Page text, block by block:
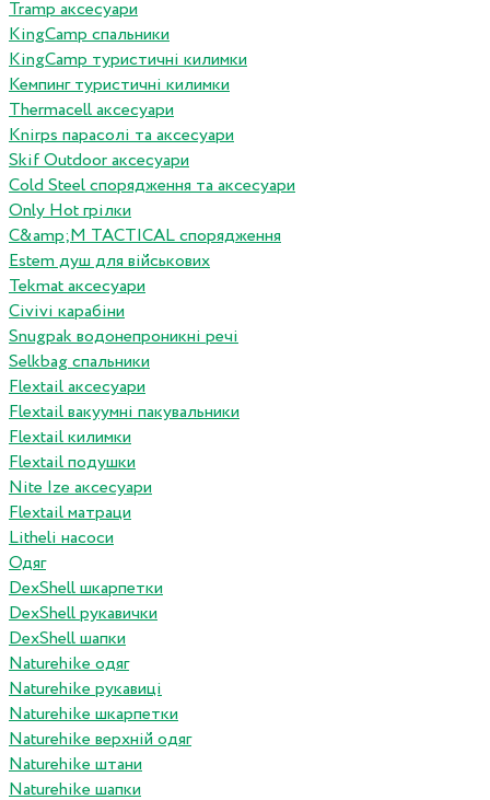
Tramp аксесуари
KingCamp спальники
KingCamp туристичні килимки
Кемпинг туристичні килимки
Thermacell аксесуари
Knirps парасолі та аксесуари
Skif Outdoor аксесуари
Cold Steel спорядження та аксесуари
Only Hot грілки
C&amp;M TACTICAL спорядження
Estem душ для військових
Tekmat аксесуари
Сivivi карабіни
Snugpak водонепроникні речі
Selkbag спальники
Flextail аксесуари
Flextail вакуумні пакувальники
Flextail килимки
Flextail подушки
Nite Ize аксесуари
Flextail матраци
Litheli насоси
Одяг
DexShell шкарпетки
DexShell рукавички
DexShell шапки
Naturehike одяг
Naturehike рукавиці
Naturehike шкарпетки
Naturehike верхній одяг
Naturehike штани
Naturehike шапки